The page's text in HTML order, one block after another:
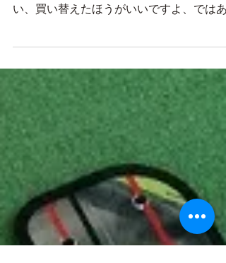
ショートゲームの記事が続きましたので最
い、買い替えたほうがいいですよ、ではあ
ーは長さやライ角やロフト角が似たような
のが多いです。 ただ、プレーヤーは身長も
違えば、腕の長さ、脚の長さからの柔軟...